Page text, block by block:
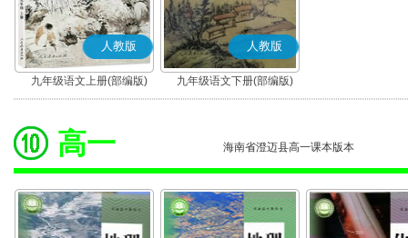
人教版
九年级语文上册(部编版)
人教版
九年级语文下册(部编版)
高一 海南省澄迈县高一课本版本